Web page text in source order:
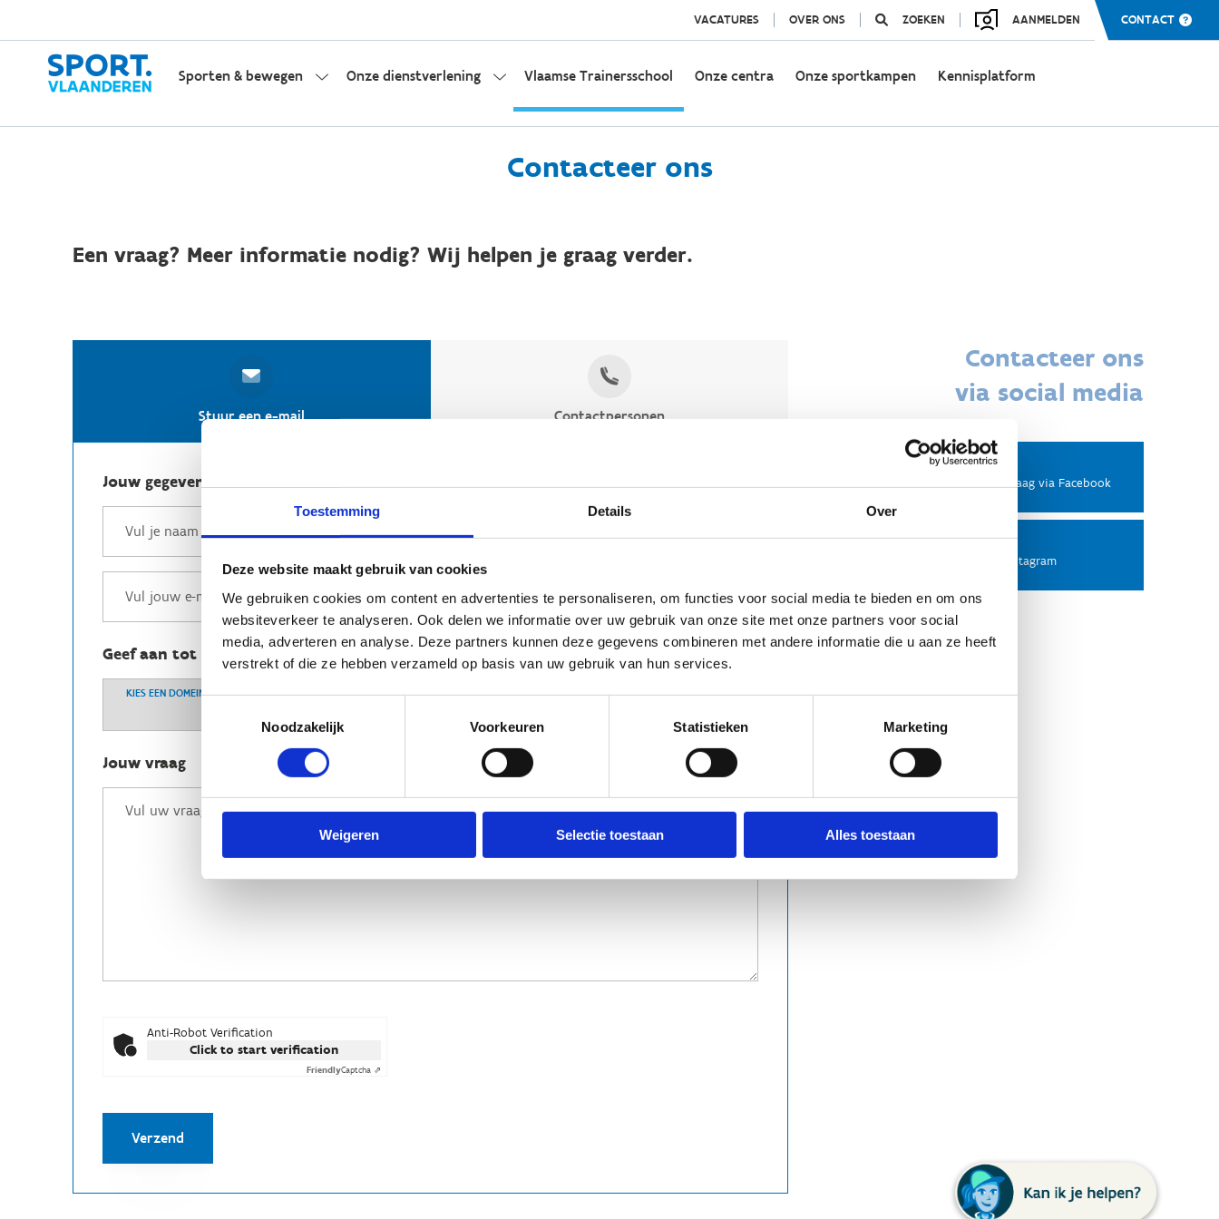
Toestemming Details Over
Deze website maakt gebruik van cookies
We gebruiken cookies om content en advertenties te personaliseren, om functies voor social media te bieden en om ons
websiteverkeer te analyseren. Ook delen we informatie over uw gebruik van onze site met onze partners voor social
media, adverteren en analyse. Deze partners kunnen deze gegevens combineren met andere informatie die u aan ze heeft
verstrekt of die ze hebben verzameld op basis van uw gebruik van hun services.
Noodzakelijk
Voorkeuren Statistieken Marketing
Weigeren Selectie toestaan Alles toestaan
VACATURES OVER ONS ZOEKEN AANMELDEN CONTACT
Sporten & bewegen Onze dienstverlening Vlaamse Trainersschool Onze centra Onze sportkampen Kennisplatform
Contacteer ons
Een vraag? Meer informatie nodig? Wij helpen je graag verder.
Stuur een e-mail Contactpersonen
Jouw gegevens
Geef aan tot welk domein jouw vraag behoort
KIES EEN DOMEIN
Jouw vraag
Anti-Robot Verification
Click to start verification
FriendlyCaptcha ⇗
Verzend
Contacteer ons
via social media
Facebook
Stel ons een vraag via Facebook
Instagram
Volg ons op Instagram